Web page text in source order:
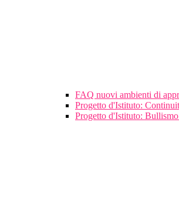
FAQ nuovi ambienti di
Progetto d'Istituto:
Progetto d'Istituto: